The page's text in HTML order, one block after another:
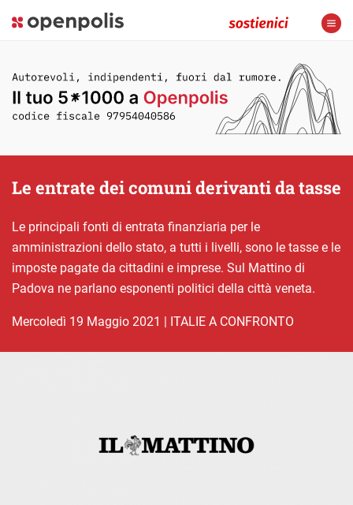
Le entrate dei comuni derivanti da tasse
Le principali fonti di entrata finanziaria per le
amministrazioni dello stato, a tutti i livelli, sono le tasse e le
imposte pagate da cittadini e imprese. Sul Mattino di
Padova ne parlano esponenti politici della città veneta.
mercoledì 19 Maggio 2021 | ITALIE A CONFRONTO